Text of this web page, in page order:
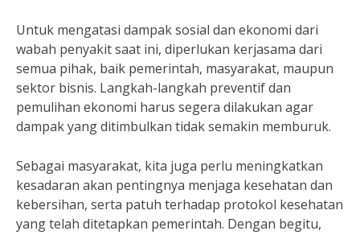
Untuk mengatasi dampak sosial dan ekonomi dari
wabah penyakit saat ini, diperlukan kerjasama dari
semua pihak, baik pemerintah, masyarakat, maupun
sektor bisnis. Langkah-langkah preventif dan
pemulihan ekonomi harus segera dilakukan agar
dampak yang ditimbulkan tidak semakin memburuk.
Sebagai masyarakat, kita juga perlu meningkatkan
kesadaran akan pentingnya menjaga kesehatan dan
kebersihan, serta patuh terhadap protokol kesehatan
yang telah ditetapkan pemerintah. Dengan begitu,